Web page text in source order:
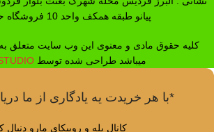
پیانو طبقه همکف واحد 10 فروشگاه حانی گلی
کلیه حقوق مادی و معنوی این وب سایت متعلق
میباشد طراحی شده توسط
*با هر خریدت یه یادگاری از ما
کانال بله و روبیکای مارو دنبال